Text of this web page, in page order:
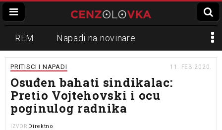
REM Napadi na novinare
Zvučni top
Propaganda Lokalni mediji
Informer Slavko Ćuruvija
PRITISCI I NAPADI 11. FEB 2020.
Osuđen bahati sindikalac:
Pretio Vojtehovski i ocu
poginulog radnika
IZVOR Direktno